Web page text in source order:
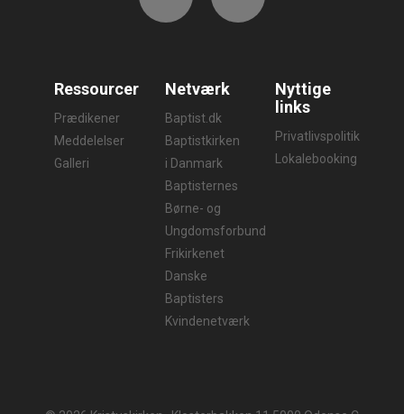
Ressourcer
Prædikener
Meddelelser
Galleri
Netværk
Baptist.dk
Baptistkirken
i Danmark
Baptisternes
Børne- og
Ungdomsforbund
Frikirkenet
Danske
Baptisters
Kvindenetværk
Nyttige
links
Privatlivspolitik
Lokalebooking